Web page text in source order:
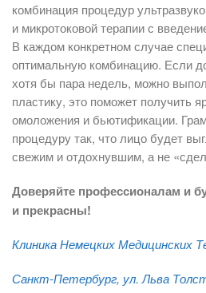
комбинация процедур
и микротоковой терапии с
В каждом конкретном случае
оптимальную комбинацию. Если
хотя бы пара недель, можно
пластику, это поможет получить
омоложения и бьютификации.
процедуру так, что лицо будет
свежим и отдох­нувшим, а не
Доверяйте профессионалам и
и прекрасны!
Клиника Немецких Медицинских
Санкт-Петербург, ул. Льва